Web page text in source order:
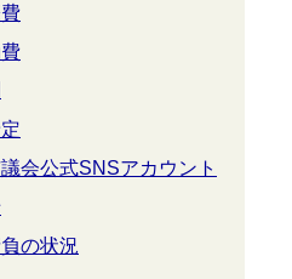
会公式SNSアカウント
の状況